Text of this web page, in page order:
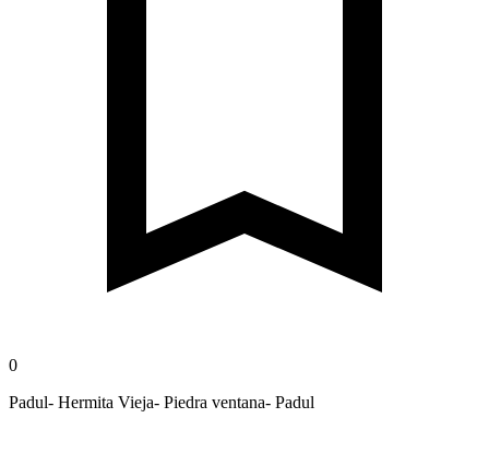
0
Padul- Hermita Vieja- Piedra ventana- Padul